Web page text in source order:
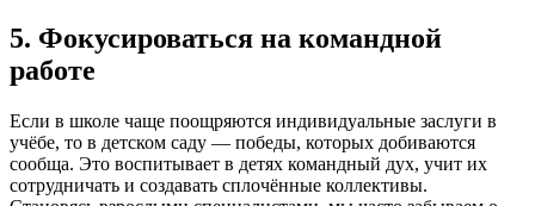
5. Фокусироваться на командной
работе
Если в школе чаще поощряются индивидуальные заслуги в
учёбе, то в детском саду — победы, которых добиваются
сообща. Это воспитывает в детях командный дух, учит их
сотрудничать и создавать сплочённые коллективы.